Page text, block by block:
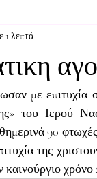
1 λεπτά
με επιτυχία
του Ιερού
90
της
χρόνο